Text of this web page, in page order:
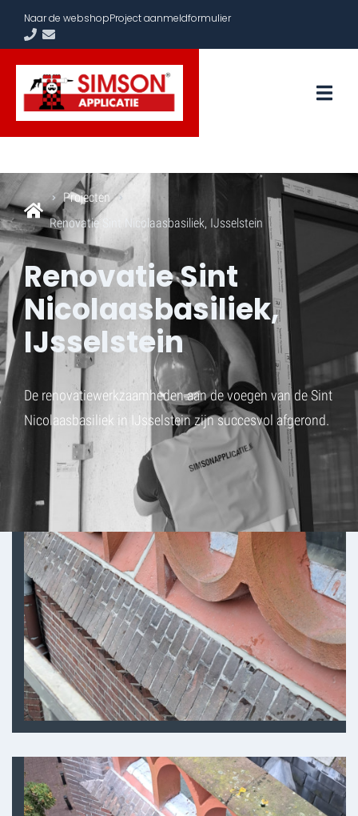
Naar de webshopProject aanmeldformulier
Projecten
Renovatie Sint Nicolaasbasiliek, IJsselstein
Renovatie Sint
Nicolaasbasiliek,
IJsselstein
De renovatiewerkzaamheden aan de voegen van de Sint
Nicolaasbasiliek in IJsselstein zijn succesvol afgerond.